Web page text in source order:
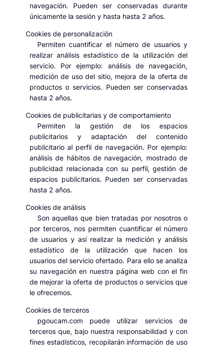
navegación. Pueden ser conservadas durante
únicamente la sesión y hasta hasta 2 años.
Cookies de personalización
Permiten cuantificar el número de usuarios y
realizar análisis estadístico de la utilización del
servicio. Por ejemplo: análisis de navegación,
medición de uso del sitio, mejora de la oferta de
productos o servicios. Pueden ser conservadas
hasta 2 años.
Cookies de publicitarias y de comportamiento
Permiten la gestión de los espacios
publicitarios y adaptación del contenido
publicitario al perfil de navegación. Por ejemplo:
análisis de hábitos de navegación, mostrado de
publicidad relacionada con su perfil, gestión de
espacios publicitarios. Pueden ser conservadas
hasta 2 años.
Cookies de análisis
Son aquellas que bien tratadas por nosotros o
por terceros, nos permiten cuantificar el número
de usuarios y así realizar la medición y análisis
estadístico de la utilización que hacen los
usuarios del servicio ofertado. Para ello se analiza
su navegación en nuestra página web con el fin
de mejorar la oferta de productos o servicios que
le ofrecemos.
Cookies de terceros
pgoucam.com puede utilizar servicios de
terceros que, bajo nuestra responsabilidad y con
fines estadísticos, recopilarán información de uso